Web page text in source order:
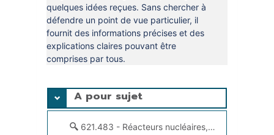
quelques idées reçues. Sans chercher à
défendre un point de vue particulier, il
fournit des informations précises et des
explications claires pouvant être
comprises par tous.
A pour sujet
621.483 - Réacteurs nucléaires, centrales